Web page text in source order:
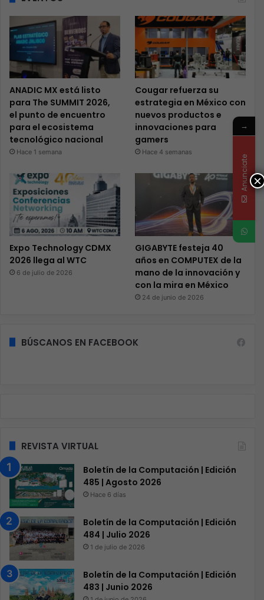
ANADIC MX está listo
para The SUMMIT 2026,
el punto de encuentro
para el ecosistema
tecnológico nacional
Hace 1 semana
Cougar refuerza su
estrategia en México con
nuevos productos e
innovaciones para
gamers
Hace 4 semanas
Expo Technology CDMX
2026 llega al WTC
6 de julio de 2026
GIGABYTE festeja 40
años en COMPUTEX de la
mano de la innovación y
con la mira en México
24 de junio de 2026
BÚSCANOS EN FACEBOOK
REVISTA VIRTUAL
Boletín de la Computación | Edición
485 | Agosto 2026
Hace 6 días
Boletín de la Computación | Edición
484 | Julio 2026
1 de julio de 2026
Boletín de la Computación | Edición
483 | Junio 2026
×
→
Anunciate